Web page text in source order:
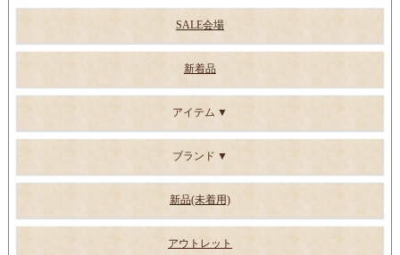
SALE会場
新着品
アイテム
ブランド
新品(未着用)
アウトレット